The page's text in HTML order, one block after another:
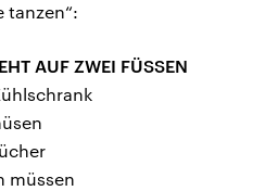
tanzen“:
AUF ZWEI FÜSSEN
müssen